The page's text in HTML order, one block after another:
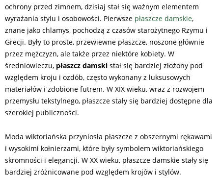
ochrony przed zimnem, dzisiaj stał się ważnym elementem
wyrażania stylu i osobowości. Pierwsze płaszcze damskie,
znane jako chlamys, pochodzą z czasów starożytnego Rzymu i
Grecji. Były to proste, przewiewne płaszcze, noszone głównie
przez mężczyzn, ale także przez niektóre kobiety. W
średniowieczu, płaszcz damski stał się bardziej złożony pod
względem kroju i ozdób, często wykonany z luksusowych
materiałów i zdobione futrem. W XIX wieku, wraz z rozwojem
przemysłu tekstylnego, płaszcze stały się bardziej dostępne dla
szerokiej publiczności.
Moda wiktoriańska przyniosła płaszcze z obszernymi rękawami
i wysokimi kołnierzami, które były symbolem wiktoriańskiego
skromności i elegancji. W XX wieku, płaszcze damskie stały się
bardziej zróżnicowane pod względem krojów i stylów.